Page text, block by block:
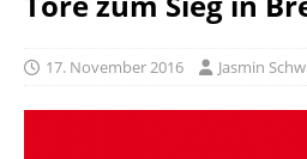
17. November 2016 Jasmin